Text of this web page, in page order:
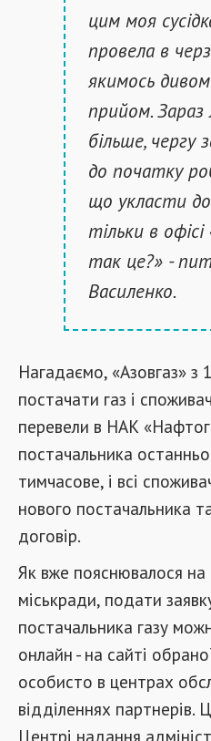
цим моя
провела в
якимось
прийом.
більше, чергу
до початку
що укласти
тільки в
так це?» -
Василенко.
Нагадаємо, «Азовгаз» з
постачати газ і
перевели в НАК
постачальника
тимчасове, і всі
нового постачальника
договір.
Як вже пояснювалося на
міськради, подати
постачальника газу
онлайн - на сайті
особисто в центрах
відділеннях партнерів.
Центрі надання